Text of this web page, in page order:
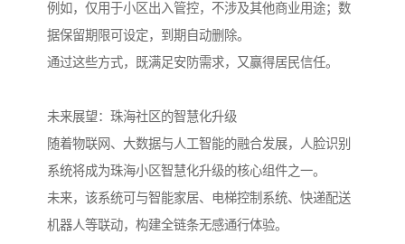
例如，仅用于小区出入管控，不涉及其他商业用途；数
据保留期限可设定，到期自动删除。
通过这些方式，既满足安防需求，又赢得居民信任。
未来展望：珠海社区的智慧化升级
随着物联网、大数据与人工智能的融合发展，人脸识别
系统将成为珠海小区智慧化升级的核心组件之一。
未来，该系统可与智能家居、电梯控制系统、快递配送
机器人等联动，构建全链条无感通行体验。